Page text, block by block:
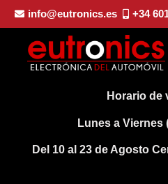
info@eutronics.es +34
Horario de
Lunes a Viernes
Del 10 al 23 de Agosto